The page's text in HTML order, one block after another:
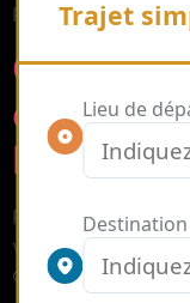
Paris, alliant
concert
France
Profitez d’un
votre concert de
confortablement et